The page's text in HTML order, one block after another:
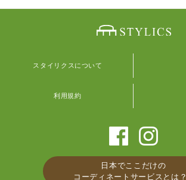
日本でここだけの
コーディネートサービスとは？
スタイリクスについて
利用規約